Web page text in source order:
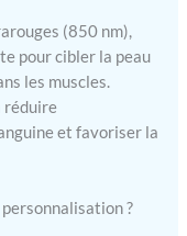
(850 nm),
pour cibler la peau
les muscles.
réduire
et favoriser la
?